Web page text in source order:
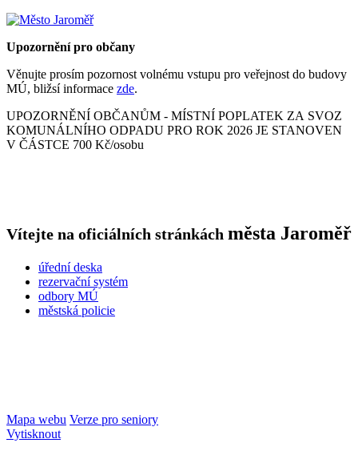
Upozornění pro občany
Věnujte prosím pozornost volnému vstupu pro veřejnost do budovy
MÚ, bližsí informace zde.
UPOZORNĚNÍ OBČANŮM - MÍSTNÍ POPLATEK ZA SVOZ
KOMUNÁLNÍHO ODPADU PRO ROK 2026 JE STANOVEN
V ČÁSTCE 700 Kč/osobu
Vítejte na oficiálních stránkách města Jaroměř
úřední deska
rezervační systém
odbory MÚ
městská policie
Mapa webu Verze pro seniory
Vytisknout